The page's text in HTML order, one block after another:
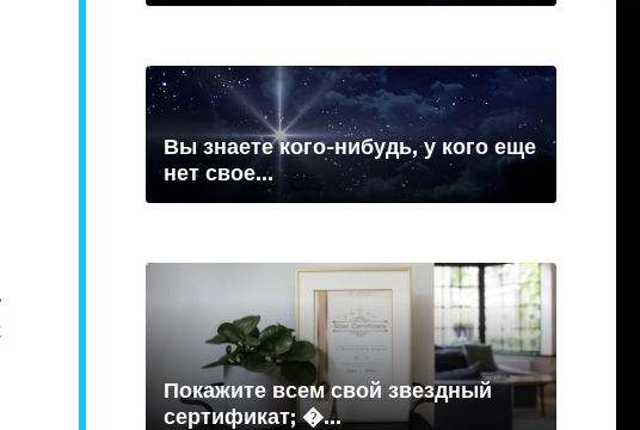
Вы знаете кого-нибудь, у кого еще
нет свое...
Покажите всем свой звездный
сертификат; �...